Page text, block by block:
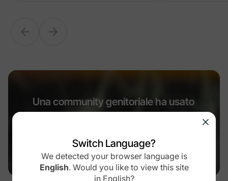
Una community genitoriale ha usato
Community Design™ per crescere
oltre $5M di ricavi.
Switch Language?
We detected your browser language is
English. Would you like to view this site
in English?